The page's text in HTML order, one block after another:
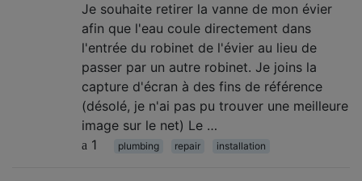
Je souhaite retirer la vanne de mon évier
afin que l'eau coule directement dans
l'entrée du robinet de l'évier au lieu de
passer par un autre robinet. Je joins la
capture d'écran à des fins de référence
(désolé, je n'ai pas pu trouver une meilleure
image sur le net) Le …
1
plumbing repair installation